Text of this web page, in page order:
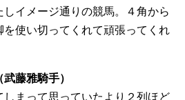
しイメージ通りの競馬。４角から
使い切ってくれて頑張ってくれ
藤雅騎手）
しまって思っていたより２列ほど